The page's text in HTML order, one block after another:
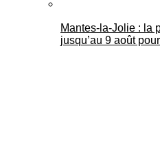
Mantes-la-Jolie : la
jusqu’au 9 août